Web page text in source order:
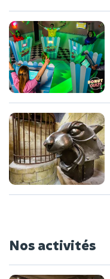
Nos activités